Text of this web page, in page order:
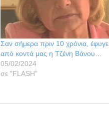
Σαν σήμερα πριν 10 χρόνια, έφυγε
από κοντά μας η Τζένη Βάνου…
05/02/2024
σε "FLASH"